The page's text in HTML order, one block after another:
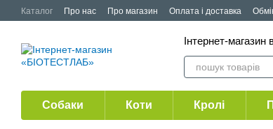
Перейти до основного контенту
Каталог Про нас Про магазин Оплата і доставка
Інтернет-
Собаки Коти Кролі